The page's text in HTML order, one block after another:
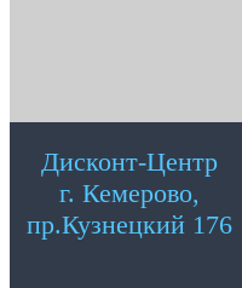
Дисконт-Центр
г. Кемерово,
пр.Кузнецкий 176